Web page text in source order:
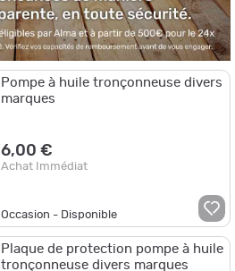
Pompe à huile tronçonneuse divers
marques
6,00 €
Achat Immédiat
Occasion - Disponible
Plaque de protection pompe à huile
tronçonneuse divers marques